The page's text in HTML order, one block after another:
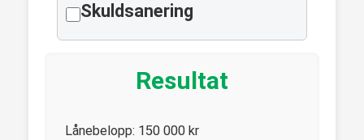
Skuldsanering
Resultat
Lånebelopp: 150 000 kr